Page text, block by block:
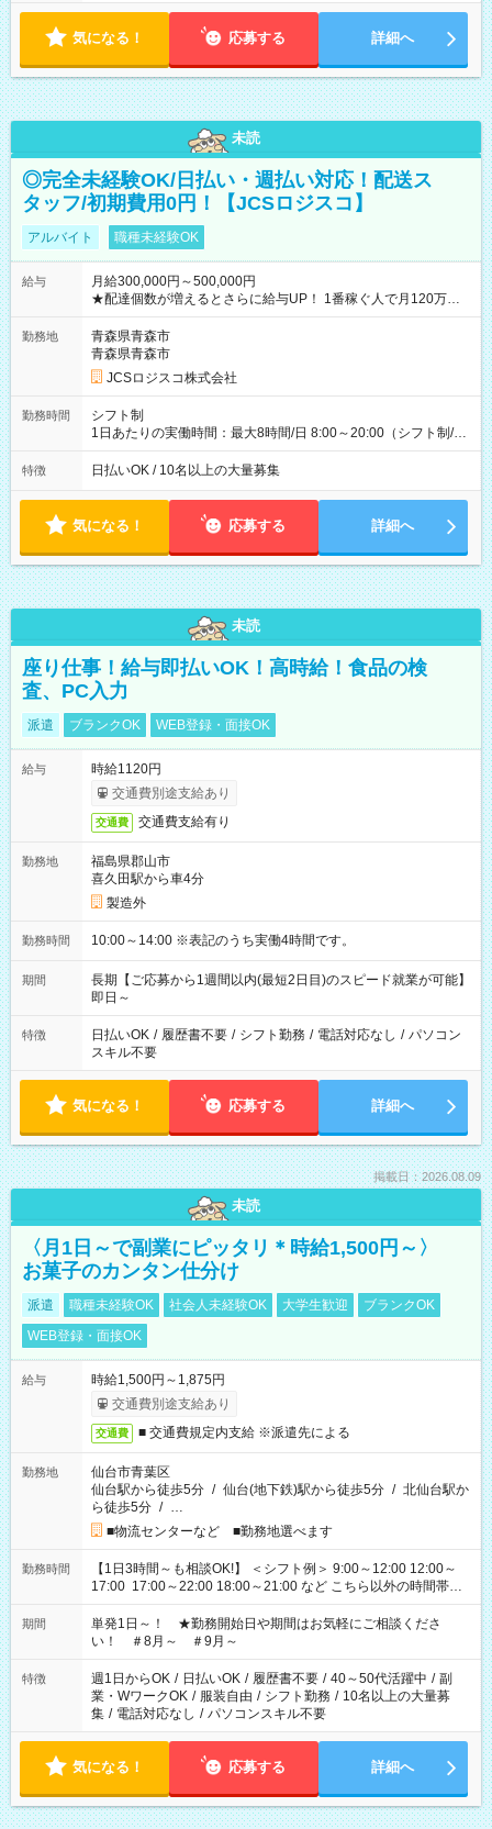
気になる！ 応募する 詳細へ
未読
◎完全未経験OK/日払い・週払い対応！配送ス
タッフ/初期費用0円！【JCSロジスコ】
アルバイト 職種未経験OK
給与
月給300,000円～500,000円
★配達個数が増えるとさらに給与UP！ 1番稼ぐ人で月120万ほ
ど！ ・主要都市エリア 月収55万円／週5日稼働 月収65万~112
万円／週6日稼働 ・地方郊外エリア 月収40万円／週5日稼働 月
収40万円~50万円／週6日稼働 ＜モデルイメージ＞ ■月収50万
円 (27歳男性/江東区在住)※元建築関係 1日150個配達×25日勤務
(日休み) ■月収80万円(43歳男性/墨田区在住)※元営業 1日200個
勤務地
青森県青森市
青森県青森市
JCSロジスコ株式会社
勤務時間
シフト制
1日あたりの実働時間：最大8時間/日 8:00～20:00（シフト制/実
働8時間） ※週5日勤務（場所次第では週4も有り） ※配達状況
によって時間外での勤務可能性有り ※案件により多少の前後あ
特徴 日払いOK / 10名以上の大量募集
気になる！ 応募する 詳細へ
未読
座り仕事！給与即払いOK！高時給！食品の検
査、PC入力
派遣 ブランクOK WEB登録・面接OK
給与
時給1120円
交通費別途支給あり
交通費 交通費支給有り
勤務地
福島県郡山市
喜久田駅から車4分
製造外
勤務時間 10:00～14:00 ※表記のうち実働4時間です。
期間
長期【ご応募から1週間以内(最短2日目)のスピード就業が可能】
即日～
特徴 日払いOK / 履歴書不要 / シフト勤務 / 電話対応なし / パソコン
スキル不要
気になる！ 応募する 詳細へ
掲載日：2026.08.09
未読
〈月1日～で副業にピッタリ＊時給1,500円～〉
お菓子のカンタン仕分け
派遣 職種未経験OK 社会人未経験OK 大学生歓迎
ブランクOK
WEB登録・面接OK
給与
時給1,500円～1,875円
交通費別途支給あり
交通費 ■ 交通費規定内支給 ※派遣先による
勤務地
仙台市青葉区
仙台駅から徒歩5分 / 仙台(地下鉄)駅から徒歩5分 / 北仙台駅か
ら徒歩5分 / …
■物流センターなど ■勤務地選べます
勤務時間
【1日3時間～も相談OK!】 ＜シフト例＞ 9:00～12:00 12:00～
17:00 17:00～22:00 18:00～21:00 など こちら以外の時間帯も
お気軽にご相談ください！
期間
単発1日～！ ★勤務開始日や期間はお気軽にご相談くださ
い！ ＃8月～ ＃9月～
特徴 週1日からOK / 日払いOK / 履歴書不要 / 40～50代活躍中 / 副
業・WワークOK / 服装自由 / シフト勤務 / 10名以上の大量募
集 / 電話対応なし / パソコンスキル不要
気になる！ 応募する 詳細へ